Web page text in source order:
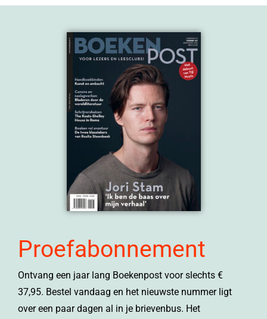
Proefabonnement
Ontvang een jaar lang Boekenpost voor slechts €
37,95. Bestel vandaag en het nieuwste nummer ligt
over een paar dagen al in je brievenbus. Het